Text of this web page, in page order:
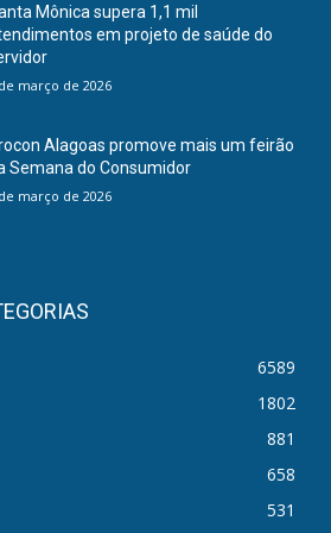
Mônica supera 1,1 mil
em projeto de saúde do
março de 2026
Alagoas promove mais um feirão
Semana do Consumidor
março de 2026
6589
1802
881
658
531